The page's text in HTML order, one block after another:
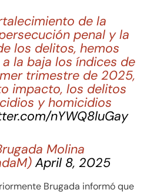
de la
penal y la
los delitos, hemos
la baja los índices de
trimestre de 2025,
impacto, los delitos
y homicidios
nYWQ8luGay
Molina
April 8, 2025
Brugada informó que